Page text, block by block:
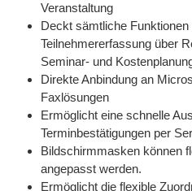
Veranstaltung
Deckt sämtliche Funktionen
Teilnehmererfassung über
Seminar- und
Direkte Anbindung an
Faxlösungen
Ermöglicht eine schnelle
Terminbestätigungen per
Bildschirmmasken können
angepasst werden.
Ermöglicht die flexible